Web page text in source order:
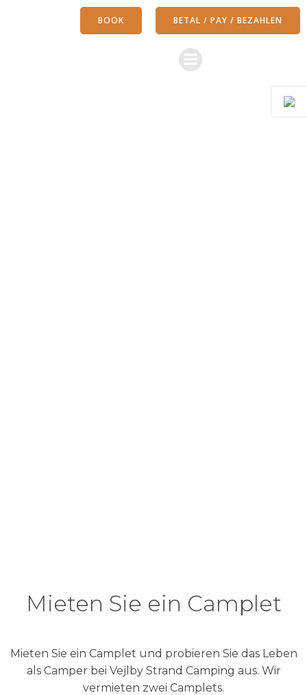
Zum
Inhalt
BOOK BETAL / PAY / BEZAHLEN
Mieten Sie ein Camplet
Mieten Sie ein Camplet und probieren Sie das Leben
als Camper bei Vejlby Strand Camping aus. Wir
vermieten zwei Camplets.